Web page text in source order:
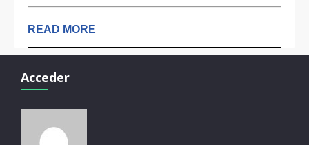
READ MORE
Acceder